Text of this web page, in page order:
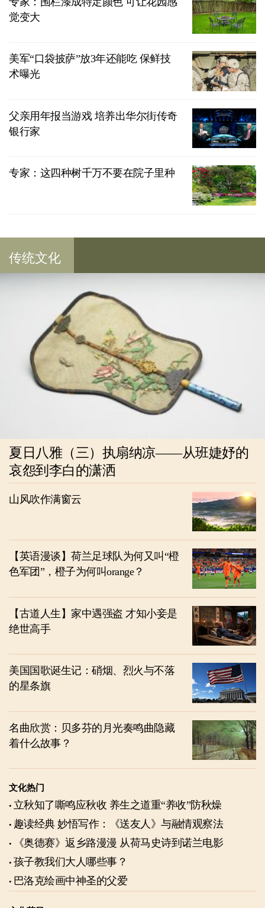
觉变大
美军“口袋披萨”放3年还能吃 保鲜技
术曝光
父亲用年报当游戏 培养出华尔街传奇
银行家
专家：这四种树千万不要在院子里种
传统文化
夏日八雅（三）执扇纳凉——从班婕妤的
哀怨到李白的潇洒
山风吹作满窗云
【英语漫谈】荷兰足球队为何又叫“橙
色军团”，橙子为何叫orange？
【古道人生】家中遇强盗 才知小妾是
绝世高手
美国国歌诞生记：硝烟、烈火与不落
的星条旗
名曲欣赏：贝多芬的月光奏鸣曲隐藏
着什么故事？
文化热门
立秋知了嘶鸣应秋收 养生之道重“养收”防秋燥
趣读经典 妙悟写作：《送友人》与融情观察法
《奥德赛》返乡路漫漫 从荷马史诗到诺兰电影
孩子教我们大人哪些事？
巴洛克绘画中神圣的父爱